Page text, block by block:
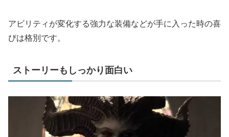
アビリティが変化する強力な装備などが手に入った時の喜
びは格別です。
ストーリーもしっかり面白い